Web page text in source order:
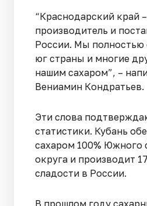
“Краснодарский край
производитель и
России. Мы полностью
юг страны и многие
нашим сахаром”, –
Вениамин Кондратьев.
Эти слова
статистики. Кубань
сахаром 100% Южного
округа и производит
сладости в России.